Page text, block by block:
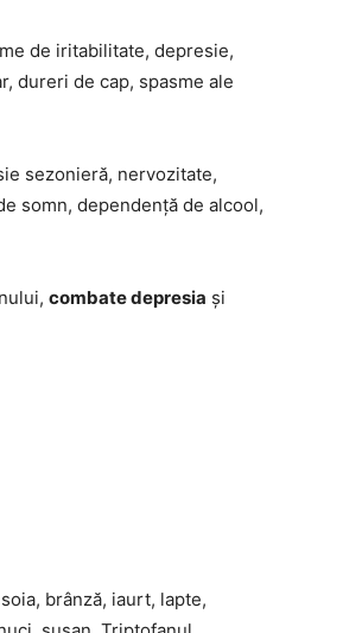
de iritabilitate, depresie,
dureri de cap, spasme ale
sezonieră, nervozitate,
somn, dependență de alcool,
combate depresia și
brânză, iaurt, lapte,